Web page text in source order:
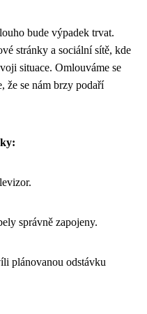
bude výpadek trvat.
stránky a sociální sítě, kde
situace. Omlouváme se
že se nám brzy podaří
správně zapojeny.
plánovanou odstávku